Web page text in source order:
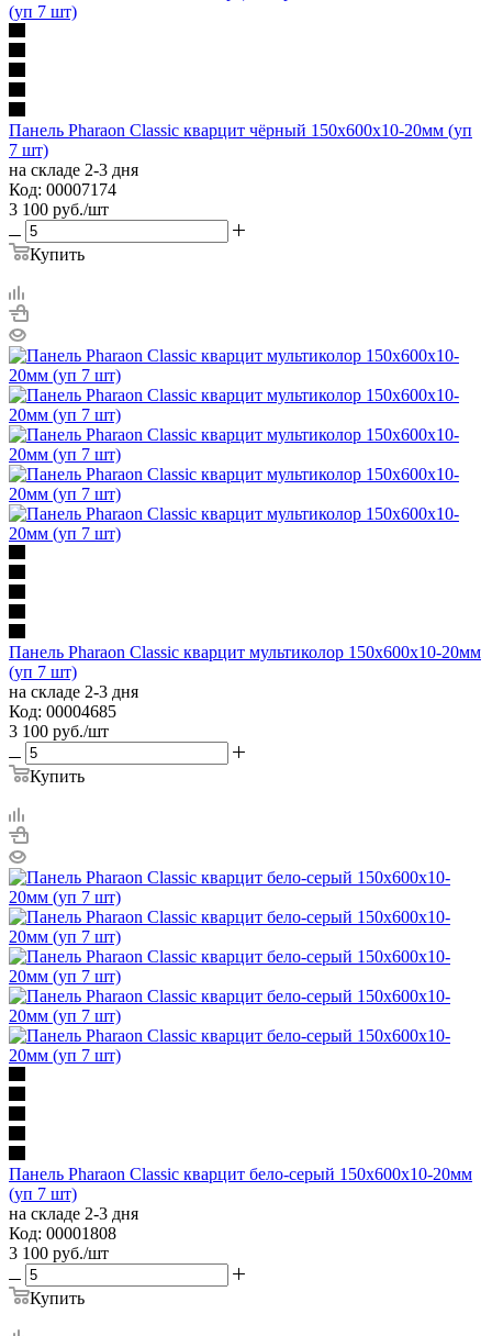
Панель Pharaon Classic кварцит чёрный 150х600х10-20мм (уп
7 шт)
на складе 2-3 дня
Код: 00007174
3 100 руб./шт
Купить
Панель Pharaon Classic кварцит мультиколор 150х600х10-20мм
(уп 7 шт)
на складе 2-3 дня
Код: 00004685
3 100 руб./шт
Купить
Панель Pharaon Classic кварцит бело-серый 150х600х10-20мм
(уп 7 шт)
на складе 2-3 дня
Код: 00001808
3 100 руб./шт
Купить